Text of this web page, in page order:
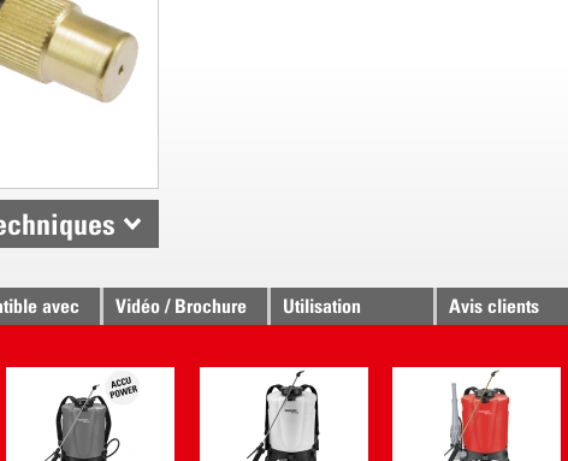
avec Vidéo / Brochure Utilisation Avis clients